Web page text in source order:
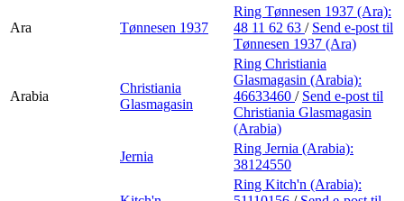
Ara Tønnesen 1937
Ring Tønnesen 1937 (Ara):
48 11 62 63 / Send e-post til
Tønnesen 1937 (Ara)
Arabia
Christiania
Glasmagasin
Ring Christiania
Glasmagasin (Arabia):
46633460 / Send e-post til
Christiania Glasmagasin
(Arabia)
Jernia
Ring Jernia (Arabia):
38124550
Ring Kitch'n (Arabia):